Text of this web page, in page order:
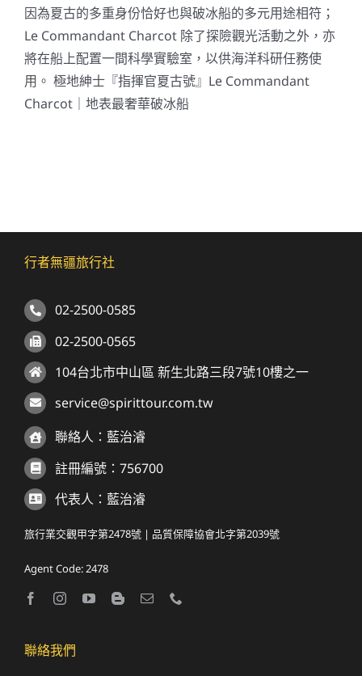
因為夏古的多重身份恰好也與破冰船的多元用途相符；
Le Commandant Charcot 除了探險觀光活動之外，亦
將在船上配置一間科學實驗室，以供海洋科研任務使
用。 極地紳士『指揮官夏古號』Le Commandant
Charcot｜地表最奢華破冰船
行者無疆旅行社
02-2500-0585
02-2500-0565
104台北市中山區 新生北路三段7號10樓之一
service@spirittour.com.tw
聯絡人：藍治濬
註冊編號：756700
代表人：藍治濬
旅行業交觀甲字第2478號 | 品質保障協會北字第2039號
Agent Code: 2478
聯絡我們